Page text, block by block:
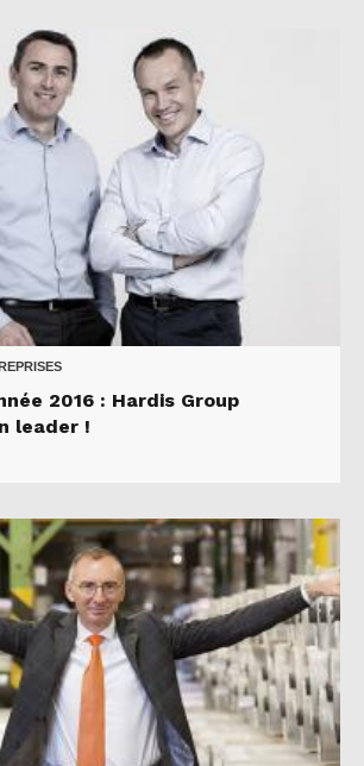
2016 : Hardis Group
leader !